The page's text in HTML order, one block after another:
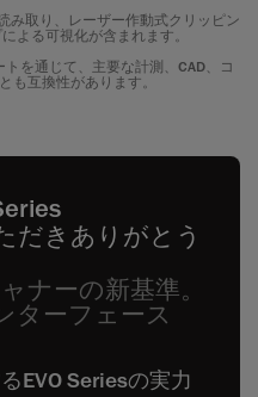
み取り、レーザー作動式クリッピン
よる可視化が含まれます。
を通じて、主要な計測、CAD、コ
も互換性があります。
だきありがとう
ナーの新基準。
ターフェース
EVO Seriesの実力